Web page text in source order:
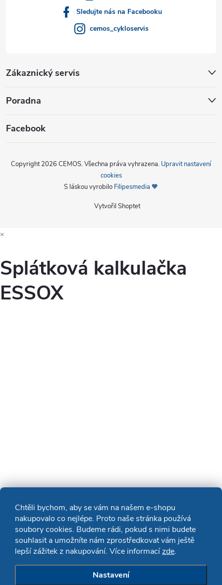
Chtěli bychom, aby se vám na našem e-shopu
nakupovalo co nejlépe. Proto naše stránka používá
soubory cookies. Budeme rádi, pokud s nimi budete
souhlasit a umožníte nám zprostředkovat vám ještě
lepší zážitek z nakupování. Více informacízde.
Nastavení
Sledujte nás na Facebooku
cemos_cykloservis
Zákaznický servis
Poradna
Facebook
Vytvořil Shoptet
Copyright 2026 CEMOS. Všechna práva vyhrazena. Upravit nastavení
cookies
S láskou vyrobilo Filipesmedia 🧡
×
Splátková kalkulačka
ESSOX